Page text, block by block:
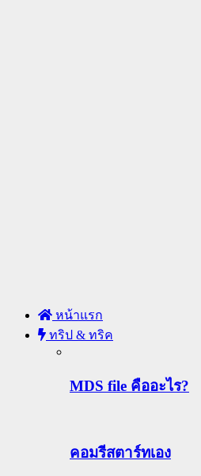
หน้าแรก
ทริป & ทริค
MDS file คืออะไร?
คอมรีสตาร์ทเอง